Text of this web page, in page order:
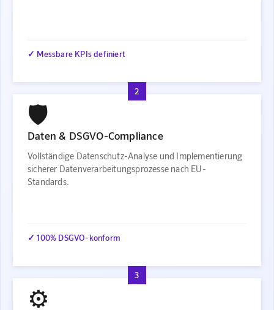
✓ Messbare KPIs definiert
2
🛡️
Daten & DSGVO-Compliance
Vollständige Datenschutz-Analyse und Implementierung
sicherer Datenverarbeitungsprozesse nach EU-
Standards.
✓ 100% DSGVO-konform
3
⚙️